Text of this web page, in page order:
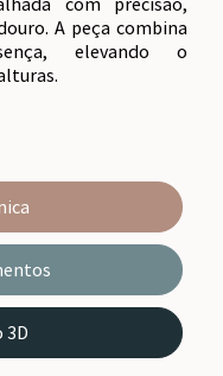
A peça combina
elevando o
3D